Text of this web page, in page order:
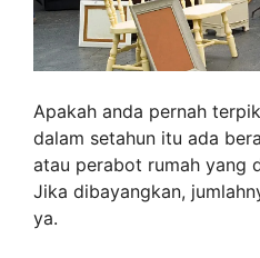
Apakah anda pernah
dalam setahun itu ada
atau perabot rumah yang
Jika dibayangkan,
ya.